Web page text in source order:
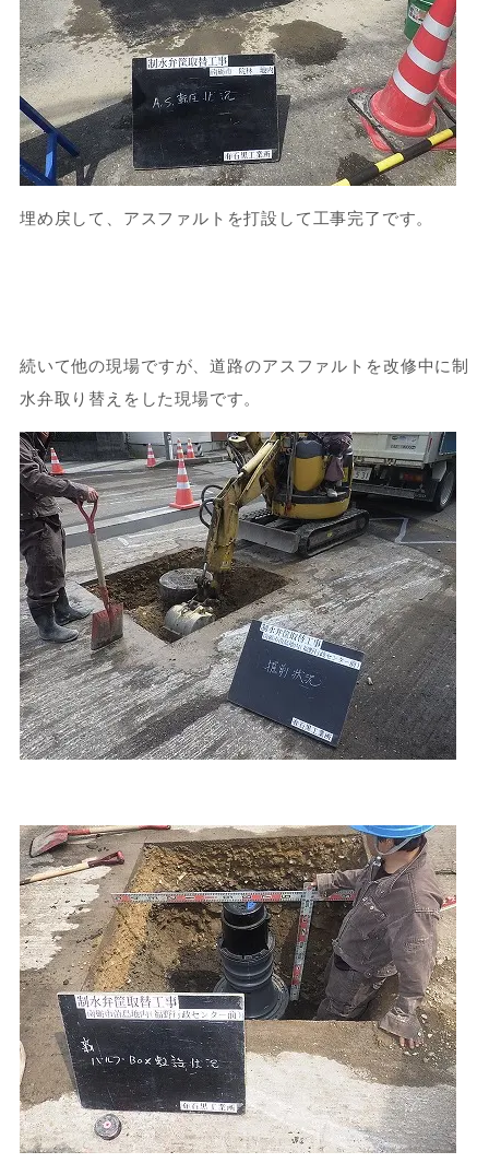
埋め戻して、アスファルトを打設して工事完了です。
続いて他の現場ですが、道路のアスファルトを改修中に制
水弁取り替えをした現場です。